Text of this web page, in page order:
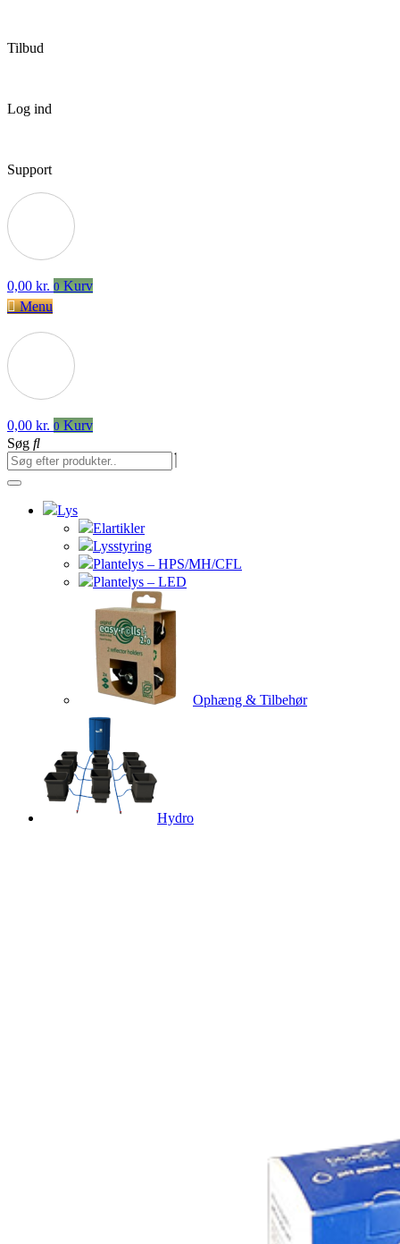
Tilbud
Log ind
Support
0,00 kr. 0 Kurv
Menu
0,00 kr. 0 Kurv
Søg
Lys
Elartikler
Lysstyring
Plantelys – HPS/MH/CFL
Plantelys – LED
Ophæng & Tilbehør
Hydro